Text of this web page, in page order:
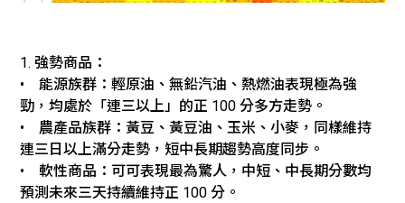
1. 強勢商品：
• 能源族群：輕原油、無鉛汽油、熱燃油表現極為強
勁，均處於「連三以上」的正 100 分多方走勢。
• 農產品族群：黃豆、黃豆油、玉米、小麥，同樣維持
連三日以上滿分走勢，短中長期趨勢高度同步。
• 軟性商品： 可可表現最為驚人，中短、中長期分數均
預測未來三天持續維持正 100 分。